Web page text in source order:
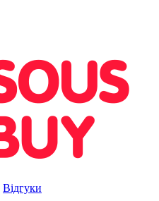
Відгуки